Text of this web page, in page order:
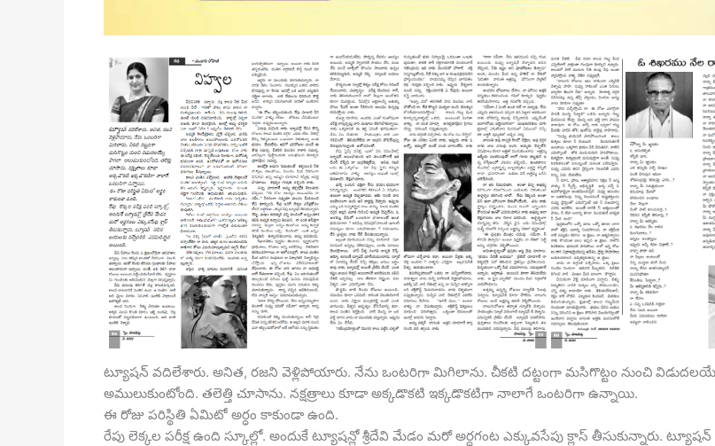
ట్యూషన్ వదిలేశారు. అనిత, రజని వెళ్లిపోయారు. నేను ఒంటరిగా మిగిలాను. చీకటి దట్టంగా మసిగొట్టం నుంచి
అములుకుంటోంది. తలెత్తి చూసాను. నక్షత్రాలు కూడా అక్కడొకటి ఇక్కడొకటిగా నాలాగే ఒంటరిగా ఉన్నాయి.
ఈ రోజు పరిస్థితి ఏమిటో అర్ధం కాకుండా ఉంది.
రేపు లెక్కల పరీక్ష ఉంది స్కూల్లో. అందుకే ట్యూషన్లో శ్రీదేవి మేడం మరో అర్ధగంట ఎక్కువసేపు క్లాస్ తీసుకున్నారు.